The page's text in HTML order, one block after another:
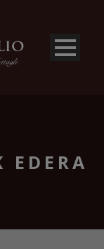
EDERA